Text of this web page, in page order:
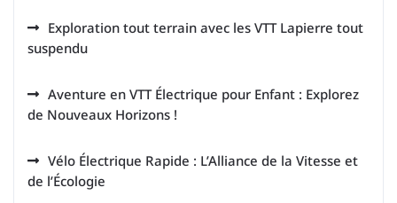
Exploration tout terrain avec les VTT Lapierre tout
suspendu
Aventure en VTT Électrique pour Enfant : Explorez
de Nouveaux Horizons !
Vélo Électrique Rapide : L’Alliance de la Vitesse et
de l’Écologie